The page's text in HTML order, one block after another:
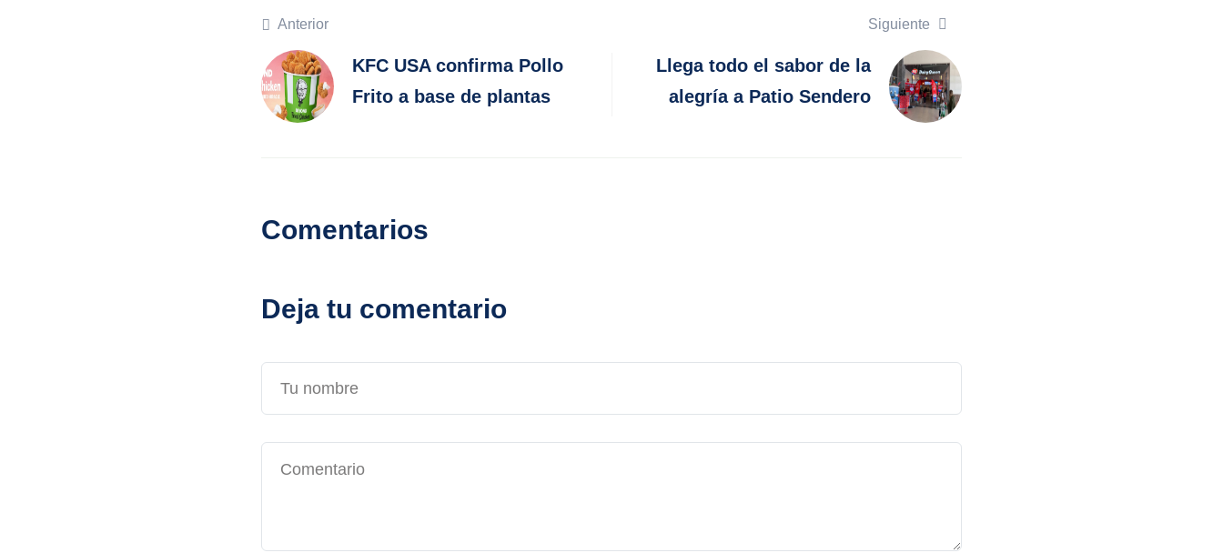
Anterior
KFC USA confirma Pollo
Frito a base de plantas
Siguiente
Llega todo el sabor de la
alegría a Patio Sendero
Comentarios
Deja tu comentario